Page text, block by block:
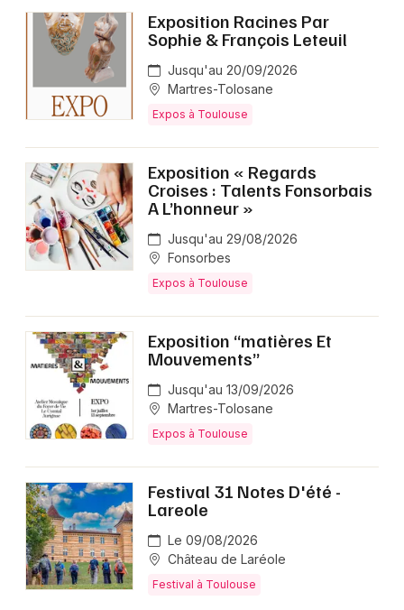
Exposition Racines Par
Sophie & François Leteuil
Jusqu'au 20/09/2026
Martres-Tolosane
Expos à Toulouse
Exposition « Regards
Croises : Talents Fonsorbais
A L’honneur »
Jusqu'au 29/08/2026
Fonsorbes
Expos à Toulouse
Exposition “matières Et
Mouvements”
Jusqu'au 13/09/2026
Martres-Tolosane
Expos à Toulouse
Festival 31 Notes D'été -
Lareole
Le 09/08/2026
Château de Laréole
Festival à Toulouse